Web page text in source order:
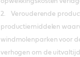
2. Verouderende
productiemiddelen
windmolenparken voor
verhogen om de